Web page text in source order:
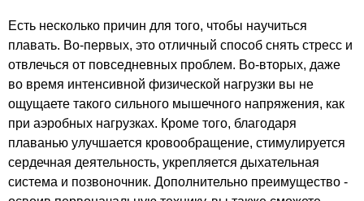
Есть несколько причин для того, чтобы научиться
плавать. Во-первых, это отличный способ снять стресс и
отвлечься от повседневных проблем. Во-вторых, даже
во время интенсивной физической нагрузки вы не
ощущаете такого сильного мышечного напряжения, как
при аэробных нагрузках. Кроме того, благодаря
плаванью улучшается кровообращение, стимулируется
сердечная деятельность, укрепляется дыхательная
система и позвоночник. Дополнительно преимущество -